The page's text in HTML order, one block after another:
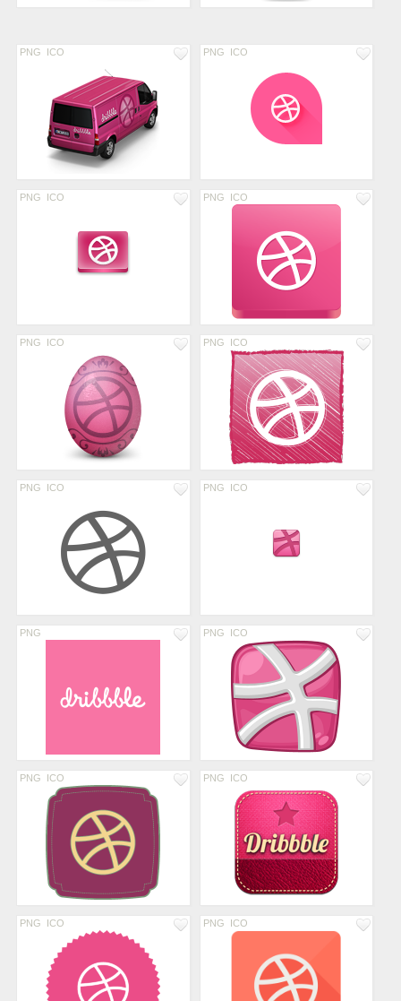
PNG ICO PNG ICO
PNG ICO PNG ICO
PNG ICO PNG ICO
PNG ICO PNG ICO
PNG PNG ICO
PNG ICO PNG ICO
PNG ICO PNG ICO